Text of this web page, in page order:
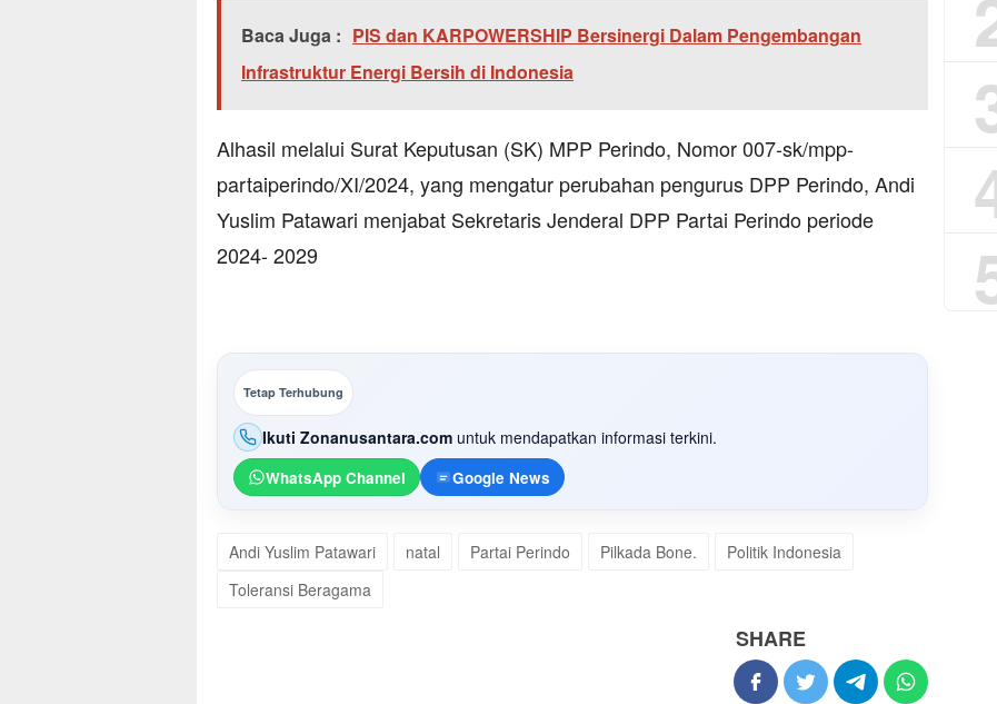
Baca Juga : PIS dan KARPOWERSHIP Bersinergi Dalam Pengembangan
Infrastruktur Energi Bersih di Indonesia
Alhasil melalui Surat Keputusan (SK) MPP Perindo, Nomor 007-sk/mpp-
partaiperindo/XI/2024, yang mengatur perubahan pengurus DPP Perindo, Andi
Yuslim Patawari menjabat Sekretaris Jenderal DPP Partai Perindo periode
2024- 2029
Tetap Terhubung
Ikuti Zonanusantara.com untuk mendapatkan informasi terkini.
WhatsApp Channel Google News
Andi Yuslim Patawari natal Partai Perindo Pilkada Bone.
Politik Indonesia
Toleransi Beragama
SHARE